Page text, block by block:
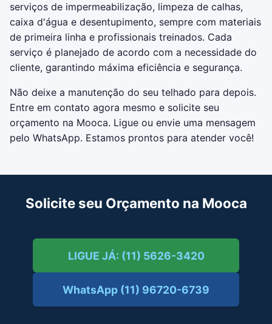
serviços de impermeabilização, limpeza de calhas,
caixa d'água e desentupimento, sempre com materiais
de primeira linha e profissionais treinados. Cada
serviço é planejado de acordo com a necessidade do
cliente, garantindo máxima eficiência e segurança.
Não deixe a manutenção do seu telhado para depois.
Entre em contato agora mesmo e solicite seu
orçamento na Mooca. Ligue ou envie uma mensagem
pelo WhatsApp. Estamos prontos para atender você!
Solicite seu Orçamento na Mooca
LIGUE JÁ: (11) 5626-3420
WhatsApp (11) 96720-6739